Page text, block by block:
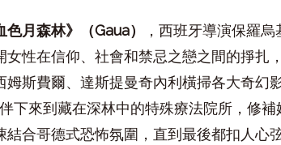
色月森林》（Gaua）
，西班牙導演保羅
性在信仰、社會和禁忌之戀之間的掙扎
斯費爾、達斯提曼奇內利橫掃各大奇幻
下來到藏在深林中的特殊療法院所，修
合哥德式恐怖氛圍，直到最後都扣人心弦